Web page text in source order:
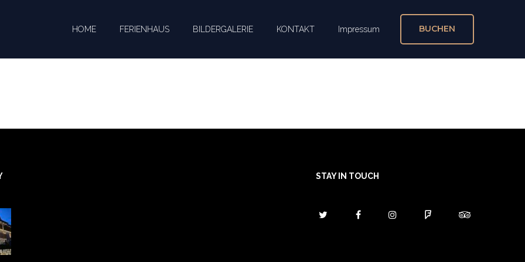
HOME FERIENHAUS BILDERGALERIE KONTAKT Impressum BUCHEN
STAY IN TOUCH